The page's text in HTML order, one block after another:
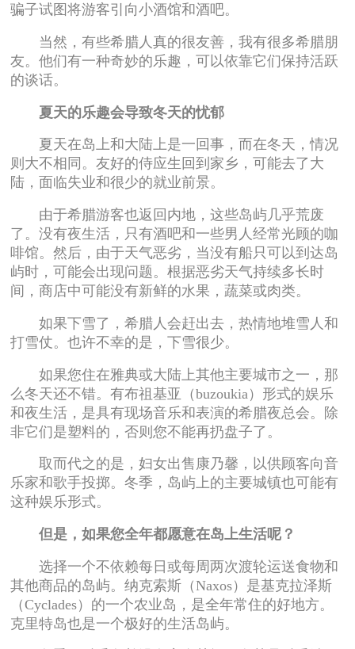
骗子试图将游客引向小酒馆和酒吧。
当然，有些希腊人真的很友善，我有很多希腊朋
友。他们有一种奇妙的乐趣，可以依靠它们保持活跃
的谈话。
夏天的乐趣会导致冬天的忧郁
夏天在岛上和大陆上是一回事，而在冬天，情况
则大不相同。友好的侍应生回到家乡，可能去了大
陆，面临失业和很少的就业前景。
由于希腊游客也返回内地，这些岛屿几乎荒废
了。没有夜生活，只有酒吧和一些男人经常光顾的咖
啡馆。然后，由于天气恶劣，当没有船只可以到达岛
屿时，可能会出现问题。根据恶劣天气持续多长时
间，商店中可能没有新鲜的水果，蔬菜或肉类。
如果下雪了，希腊人会赶出去，热情地堆雪人和
打雪仗。也许不幸的是，下雪很少。
如果您住在雅典或大陆上其他主要城市之一，那
么冬天还不错。有布祖基亚（buzoukia）形式的娱乐
和夜生活，是具有现场音乐和表演的希腊夜总会。除
非它们是塑料的，否则您不能再扔盘子了。
取而代之的是，妇女出售康乃馨，以供顾客向音
乐家和歌手投掷。冬季，岛屿上的主要城镇也可能有
这种娱乐形式。
但是，如果您全年都愿意在岛上生活呢？
选择一个不依赖每日或每周两次渡轮运送食物和
其他商品的岛屿。纳克索斯（Naxos）是基克拉泽斯
（Cyclades）的一个农业岛，是全年常住的好地方。
克里特岛也是一个极好的生活岛屿。